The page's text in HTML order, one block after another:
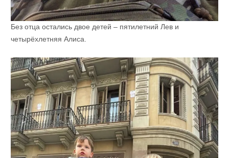
Без отца остались двое детей – пятилетний Лев и
четырёхлетняя Алиса.